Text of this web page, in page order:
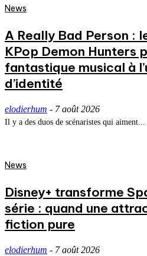
News
A Really Bad Person :
KPop Demon Hunters
fantastique musical à
d’identité
elodierhum - 7 août 2026
Il y a des duos de scénaristes qui aiment...
News
Disney+ transforme
série : quand une
fiction pure
elodierhum - 7 août 2026